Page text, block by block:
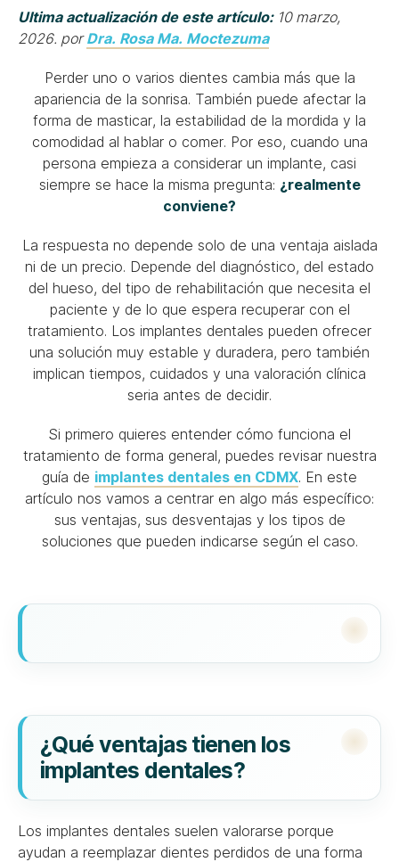
Ultima actualización de este artículo:10 marzo,
2026. porDra. Rosa Ma. Moctezuma
Perder uno o varios dientes cambia más que la
apariencia de la sonrisa. También puede afectar la
forma de masticar, la estabilidad de la mordida y la
comodidad al hablar o comer. Por eso, cuando una
persona empieza a considerar un implante, casi
siempre se hace la misma pregunta: ¿realmente
conviene?
La respuesta no depende solo de una ventaja aislada
ni de un precio. Depende del diagnóstico, del estado
del hueso, del tipo de rehabilitación que necesita el
paciente y de lo que espera recuperar con el
tratamiento. Los implantes dentales pueden ofrecer
una solución muy estable y duradera, pero también
implican tiempos, cuidados y una valoración clínica
seria antes de decidir.
Si primero quieres entender cómo funciona el
tratamiento de forma general, puedes revisar nuestra
guía de implantes dentales en CDMX. En este
artículo nos vamos a centrar en algo más específico:
sus ventajas, sus desventajas y los tipos de
soluciones que pueden indicarse según el caso.
¿Qué ventajas tienen los
implantes dentales?
Los implantes dentales suelen valorarse porque
ayudan a reemplazar dientes perdidos de una forma